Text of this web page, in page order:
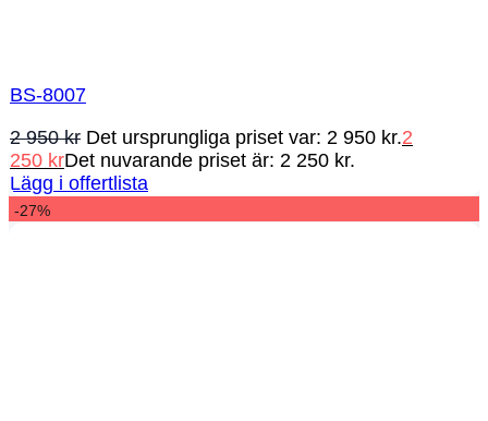
BS-8007
2 950kr Det ursprungliga priset var: 2 950 kr.2
250 krDet nuvarande priset är: 2 250 kr.
Lägg i offertlista
-27%